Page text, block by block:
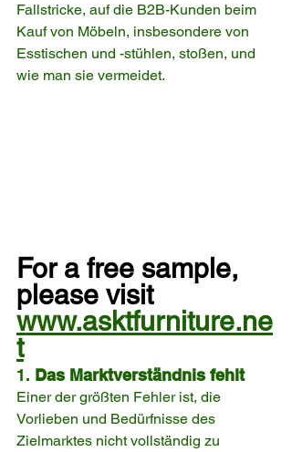
Fallstricke, auf die B2B-Kunden beim
Kauf von Möbeln, insbesondere von
Esstischen und -stühlen, stoßen, und
wie man sie vermeidet.
For a free sample,
please visit
www.asktfurniture.ne
t
1. Das Marktverständnis fehlt
Einer der größten Fehler ist, die
Vorlieben und Bedürfnisse des
Zielmarktes nicht vollständig zu